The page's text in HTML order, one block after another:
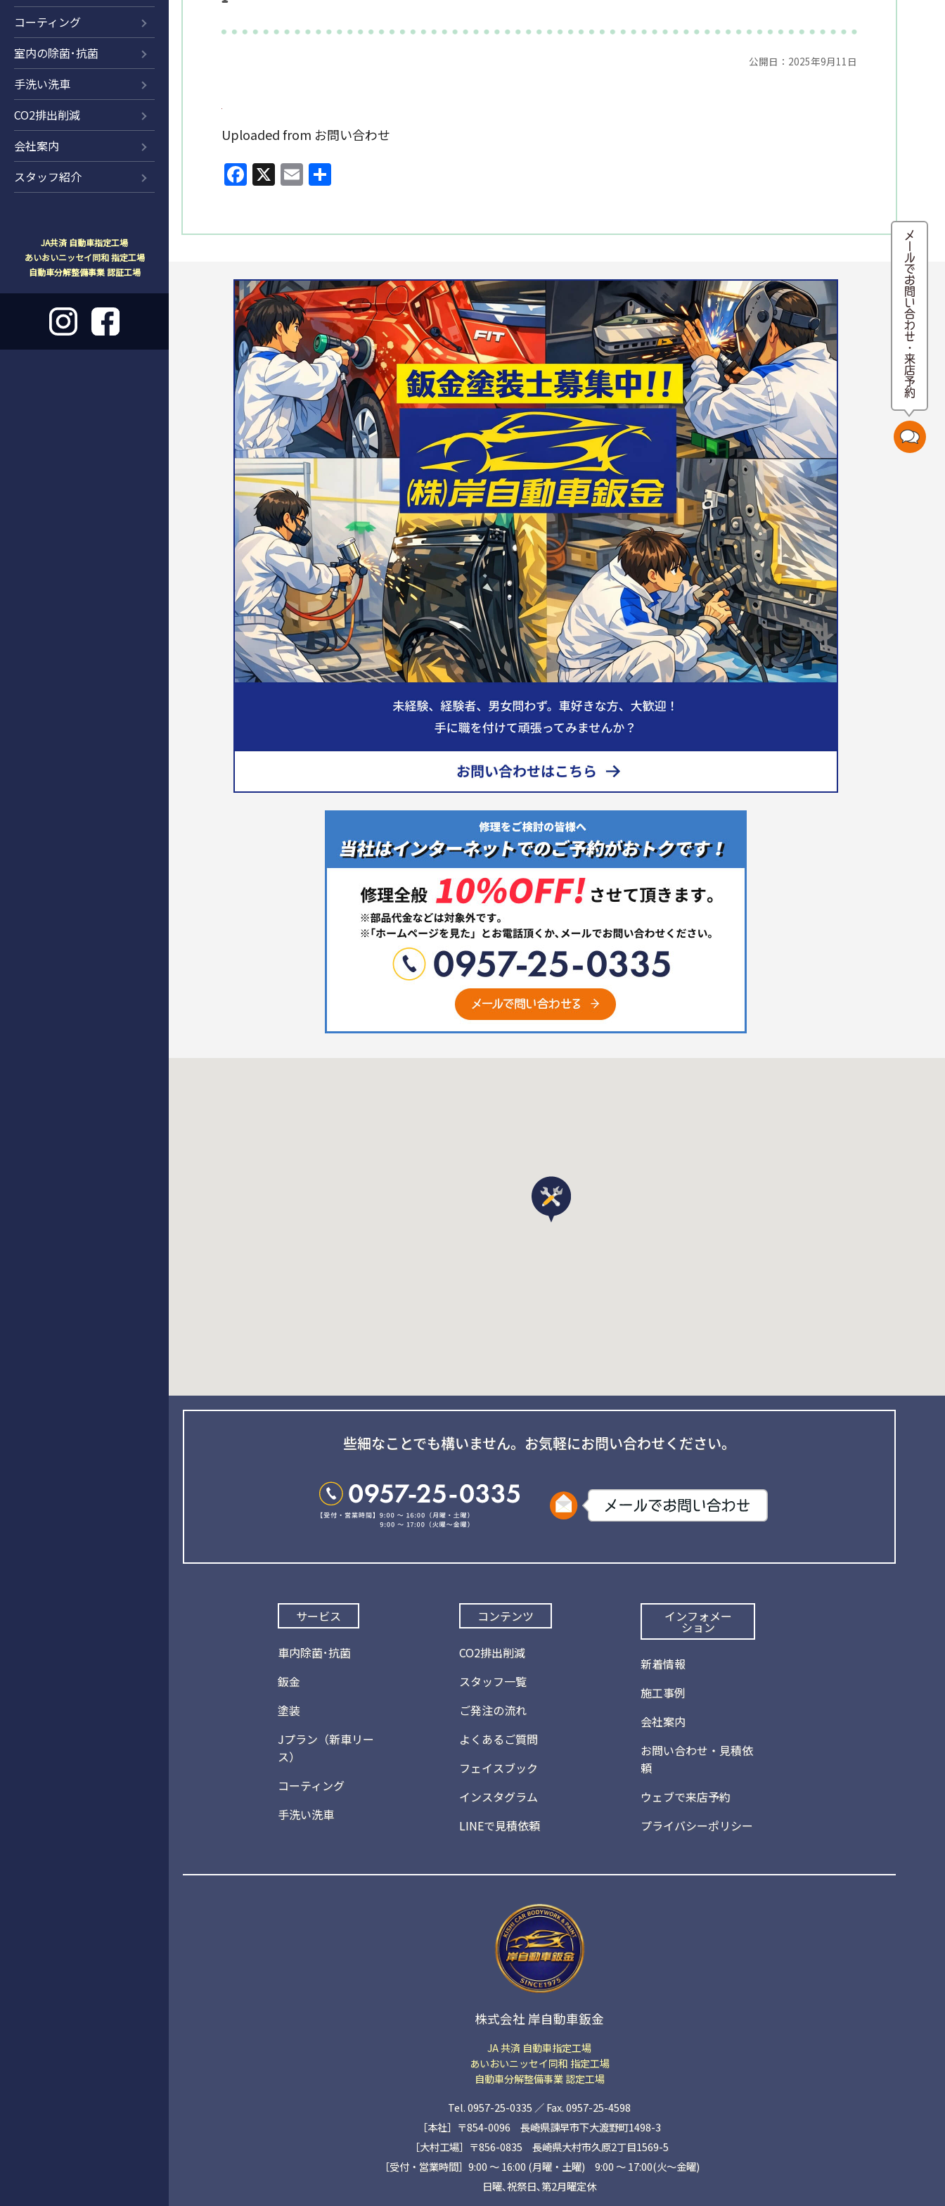
コーティング
室内の除菌･抗菌
手洗い洗車
CO2排出削減
会社案内
スタッフ紹介
JA共済 自動車指定工場
あいおいニッセイ同和 指定工場
自動車分解整備事業 認証工場
メールでお問い合わせ・来店予約
公開日：2025年9月11日
Uploaded from お問い合わせ
Facebook
X Email
些細なことでも構いません。 お気軽にお問い合わせください。
サービス
車内除菌･抗菌
鈑金
塗装
Jプラン（新車リー
ス）
コーティング
手洗い洗車
コンテンツ
CO2排出削減
スタッフ一覧
ご発注の流れ
よくあるご質問
フェイスブック
インスタグラム
LINEで見積依頼
インフォメー
ション
新着情報
施工事例
会社案内
お問い合わせ・見積依
頼
ウェブで来店予約
プライバシーポリシー
株式会社 岸自動車鈑金
JA 共済 自動車指定工場
あいおいニッセイ同和 指定工場
自動車分解整備事業 認定工場
Tel. 0957-25-0335 ／ Fax. 0957-25-4598
［本社］〒854-0096 長崎県諫早市下大渡野町1498-3
［大村工場］〒856-0835 長崎県大村市久原2丁目1569-5
［受付・営業時間］9:00 ～ 16:00 (月曜・土曜) 9:00 〜 17:00(火〜金曜)
日曜､祝祭日､第2月曜定休